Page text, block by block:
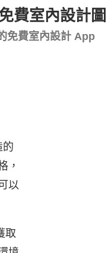
費室內設計
免費室內設計 App
的
，
以
取